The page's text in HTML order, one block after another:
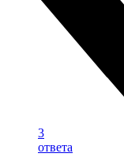
3
ответа